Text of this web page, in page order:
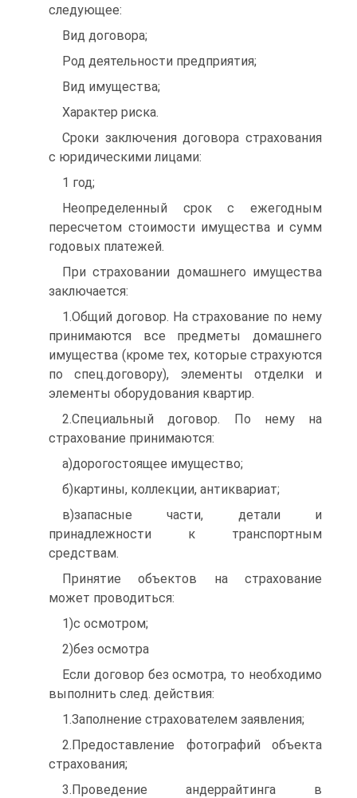
следующее:
Вид договора;
Род деятельности предприятия;
Вид имущества;
Характер риска.
Сроки заключения договора страхования
с юридическими лицами:
1 год;
Неопределенный срок с ежегодным
пересчетом стоимости имущества и сумм
годовых платежей.
При страховании домашнего имущества
заключается:
1.Общий договор. На страхование по нему
принимаются все предметы домашнего
имущества (кроме тех, которые страхуются
по спец.договору), элементы отделки и
элементы оборудования квартир.
2.Специальный договор. По нему на
страхование принимаются:
а)дорогостоящее имущество;
б)картины, коллекции, антиквариат;
в)запасные части, детали и
принадлежности к транспортным
средствам.
Принятие объектов на страхование
может проводиться:
1)с осмотром;
2)без осмотра
Если договор без осмотра, то необходимо
выполнить след. действия:
1.Заполнение страхователем заявления;
2.Предоставление фотографий объекта
страхования;
3.Проведение андеррайтинга в